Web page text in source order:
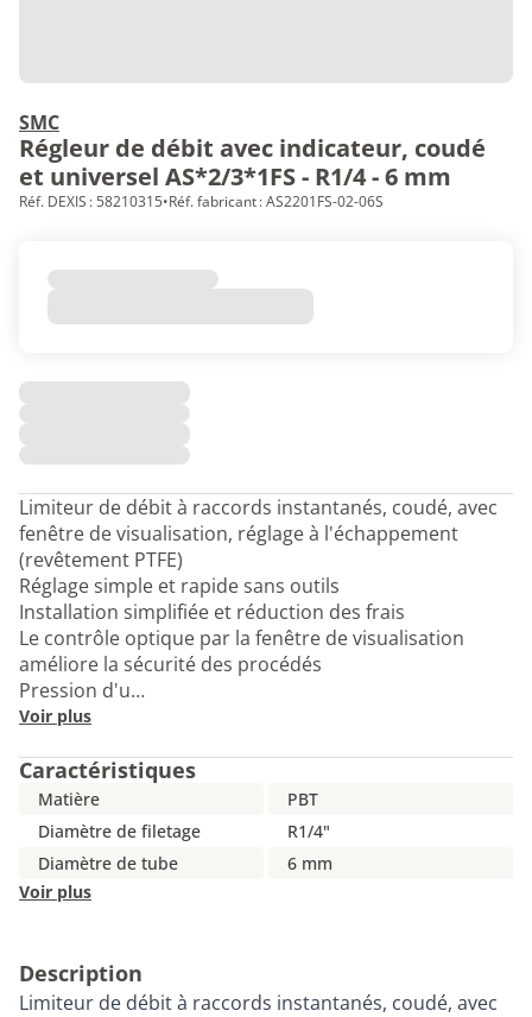
SMC
Régleur de débit avec indicateur, coudé
et universel AS*2/3*1FS - R1/4 - 6 mm
Réf. DEXIS : 58210315•Réf. fabricant : AS2201FS-02-06S
Limiteur de débit à raccords instantanés, coudé, avec
fenêtre de visualisation, réglage à l'échappement
(revêtement PTFE)
Réglage simple et rapide sans outils
Installation simplifiée et réduction des frais
Le contrôle optique par la fenêtre de visualisation
améliore la sécurité des procédés
Pression d'u…
Voir plus
Caractéristiques
Matière
PBT
Diamètre de filetage
R1/4"
Diamètre de tube
6 mm
Voir plus
Description
Limiteur de débit à raccords instantanés, coudé, avec